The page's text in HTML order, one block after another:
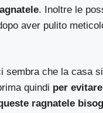
. Inoltre le
aver pulito
sembra che la casa
quindi per
ragnatele